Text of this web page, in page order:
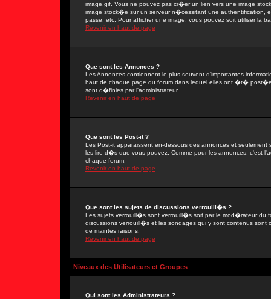
image.gif. Vous ne pouvez pas cr�er un lien vers une image
image stock�e sur un serveur n�cessitant une authentification,
passe, etc. Pour afficher une image, vous pouvez soit utiliser la
Revenir en haut de page
Que sont les Annonces ?
Les Annonces contiennent le plus souvent d'importantes
haut de chaque page du forum dans lequel elles ont �t�
sont d�finies par l'administrateur.
Revenir en haut de page
Que sont les Post-it ?
Les Post-it apparaissent en-dessous des annonces et
les lire d�s que vous pouvez. Comme pour les annonces, c'est
chaque forum.
Revenir en haut de page
Que sont les sujets de discussions verrouill�s ?
Les sujets verrouill�s sont verrouill�s soit par le mod�rateur du
discussions verrouill�s et les sondages qui y sont contenus
de maintes raisons.
Revenir en haut de page
Niveaux des Utilisateurs et Groupes
Qui sont les Administrateurs ?